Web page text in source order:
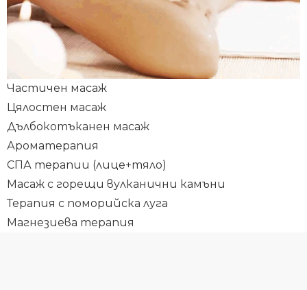
Частичен масаж
Цялостен масаж
Дълбокотъканен масаж
Ароматерапия
СПА терапии (лице+тяло)
Масаж с горещи вулканични камъни
Терапия с поморийска луга
Магнезиева терапия